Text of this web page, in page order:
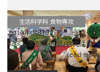
生活科学科 食物専攻
2019年09月02日
「とくしま野菜週間」啓発活動
read more